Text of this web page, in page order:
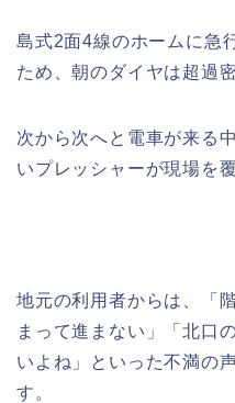
島式2面4線のホームに急
ため、朝のダイヤは超過密
次から次へと電車が来る
いプレッシャーが現場を
地元の利用者からは、「
まって進まない」「北口
いよね」といった不満の
す。